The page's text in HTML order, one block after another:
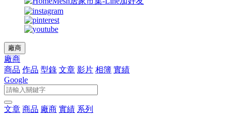
廠商
廠商
商品 作品 型錄 文章 影片 相簿 實績
Google
文章 商品 廠商 實績 系列